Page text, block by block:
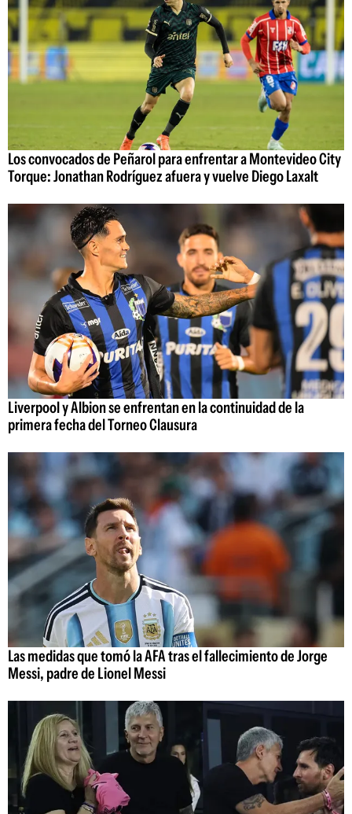
Los convocados de Peñarol para enfrentar a Montevideo City
Torque: Jonathan Rodríguez afuera y vuelve Diego Laxalt
Liverpool y Albion se enfrentan en la continuidad de la
primera fecha del Torneo Clausura
Las medidas que tomó la AFA tras el fallecimiento de Jorge
Messi, padre de Lionel Messi